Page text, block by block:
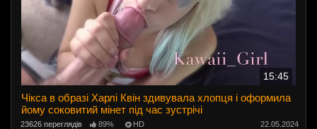
15:45
Чікса в образі Харлі Квін здивувала хлопця і оформила
йому соковитий мінет під час зустрічі
23626 переглядів 89% HD 22.05.2024